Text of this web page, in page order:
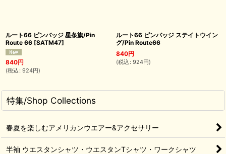
ルート66 ピンバッジ 星条旗/Pin
Route 66 [SATM47]
840円
(税込 : 924円)
ルート66 ピンバッジ ステイトウイン
グ/Pin Route66
840円
(税込 : 924円)
特集/Shop Collections
春夏を楽しむアメリカンウエアー&アクセサリー
半袖 ウエスタンシャツ・ウエスタンTシャツ・ワークシャツ